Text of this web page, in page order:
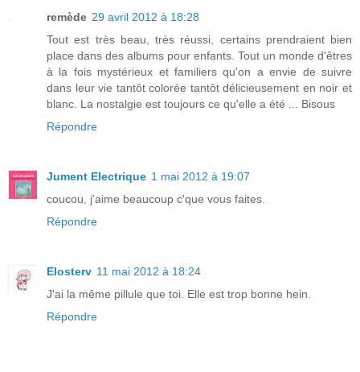
remède 29 avril 2012 à 18:28
Tout est très beau, très réussi, certains prendraient bien
place dans des albums pour enfants. Tout un monde d'êtres
à la fois mystérieux et familiers qu'on a envie de suivre
dans leur vie tantôt colorée tantôt délicieusement en noir et
blanc. La nostalgie est toujours ce qu'elle a été ... Bisous
Répondre
Jument Electrique 1 mai 2012 à 19:07
coucou, j'aime beaucoup c'que vous faites.
Répondre
Elosterv 11 mai 2012 à 18:24
J'ai la même pillule que toi. Elle est trop bonne hein.
Répondre